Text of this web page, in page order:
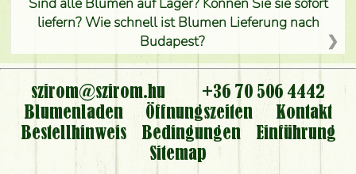
liefern? Wie schnell ist Blumen Lieferung nach
Budapest?
Ist der Blumenladen non stop geöffnet?
Kann ich den bestellten Blumenstrauß persönlich
nehmen oder nur per Blumenversand?
Ist eine Bestellung für ländliche Gebiete möglich?
szirom@szirom.hu
+36 70 506 4442
Blumenladen
Öffnungszeiten
Kontakt
Bestellhinweis
Bedingungen
Einführung
Sitemap